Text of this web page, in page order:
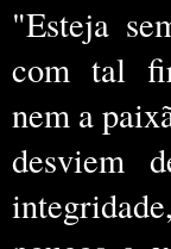
"Esteja
com tal
nem a
desviem